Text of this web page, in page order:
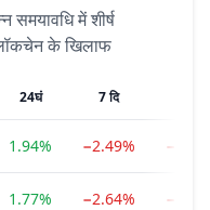
समयावधि में शीर्ष
के खिलाफ
24घं 7 दि
1.94% −2.49%
1.77% −2.64%